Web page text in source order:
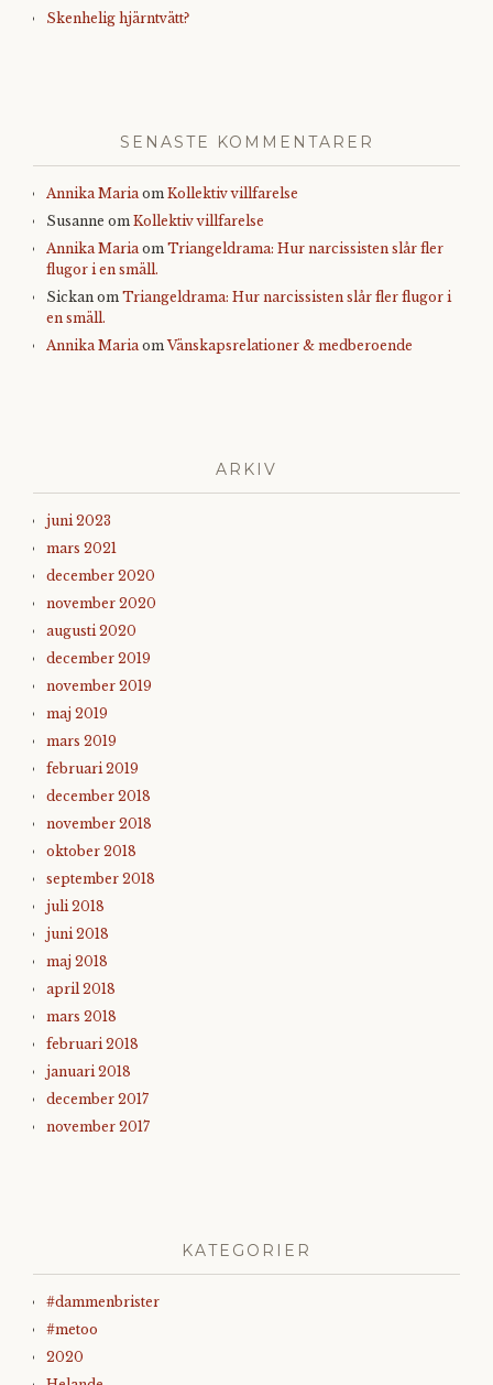
Skenhelig hjärntvätt?
SENASTE KOMMENTARER
Annika Maria om Kollektiv villfarelse
Susanne om Kollektiv villfarelse
Annika Maria om Triangeldrama: Hur narcissisten slår fler
flugor i en smäll.
Sickan om Triangeldrama: Hur narcissisten slår fler flugor i
en smäll.
Annika Maria omVänskapsrelationer & medberoende
ARKIV
juni 2023
mars 2021
december 2020
november 2020
augusti 2020
december 2019
november 2019
maj 2019
mars 2019
februari 2019
december 2018
november 2018
oktober 2018
september 2018
juli 2018
juni 2018
maj 2018
april 2018
mars 2018
februari 2018
januari 2018
december 2017
november 2017
KATEGORIER
#dammenbrister
#metoo
2020